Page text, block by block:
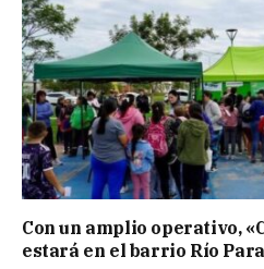
Con un amplio operativo,
estará en el barrio Río